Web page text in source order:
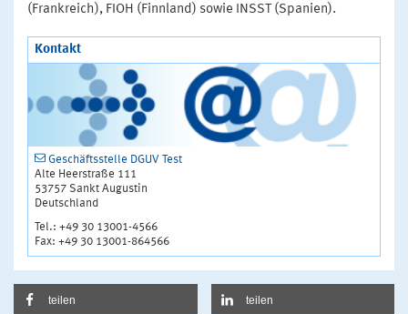
(Frankreich), FIOH (Finnland) sowie INSST (Spanien).
Kontakt
Geschäftsstelle DGUV Test
Alte Heerstraße 111
53757 Sankt Augustin
Deutschland
Tel.: +49 30 13001-4566
Fax: +49 30 13001-864566
teilen teilen